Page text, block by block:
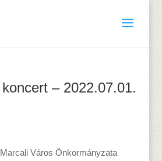
– 2022.07.01.
Város Önkormányzata